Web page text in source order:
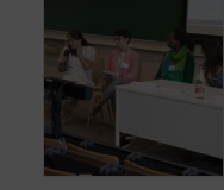
Carole, 55 ans, a
aux fuites urinaires